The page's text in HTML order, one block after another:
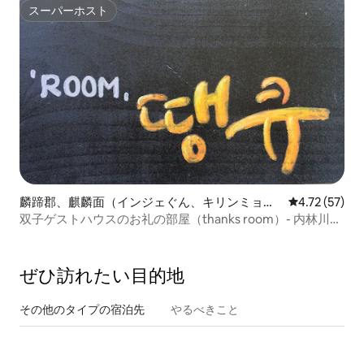
スーパーホスト
スーパーホスト
麟蹄郡、麒麟面（インジェぐん、キリンミョ
ン）のペンション
レビュー57
4.72 (57)
双子ゲストハウスのお礼の部屋（thanks room）- 内林川を
ぜひ訪⁠れ⁠た⁠い目⁠的⁠地
その他のタ⁠イ⁠プ⁠の宿⁠泊⁠先 やるべきこと